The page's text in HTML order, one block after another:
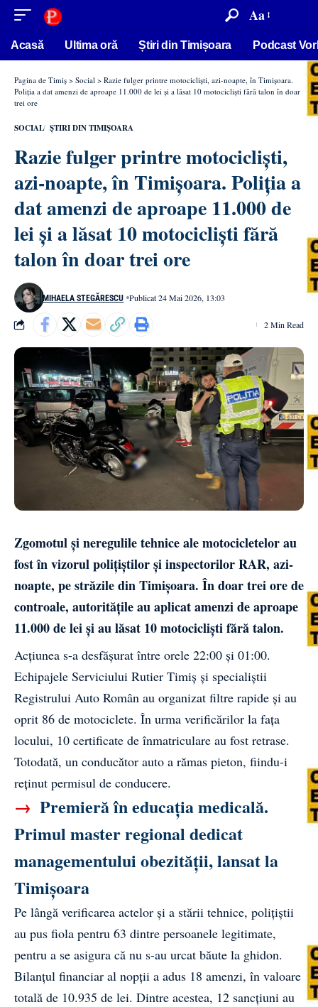
conținut Aa
Acasă Ultima oră Știri din Timișoara Podcast
Pagina de Timiș > Social > Razie fulger printre motocicliști, azi-noapte, în Timișoara.
Poliția a dat amenzi de aproape 11.000 de lei și a lăsat 10 motocicliști fără talon în doar
trei ore
SOCIAL ȘTIRI DIN TIMIȘOARA
Razie fulger printre motocicliști,
azi-noapte, în Timișoara. Poliția a
dat amenzi de aproape 11.000 de
lei și a lăsat 10 motocicliști fără
talon în doar trei ore
MIHAELA STEGĂRESCU Publicat 24 Mai 2026, 13:03
2 Min Read
Zgomotul și neregulile tehnice ale motocicletelor au
fost în vizorul polițiștilor și inspectorilor RAR, azi-
noapte, pe străzile din Timișoara. În doar trei ore de
controale, autoritățile au aplicat amenzi de aproape
11.000 de lei și au lăsat 10 motocicliști fără talon.
Acțiunea s-a desfășurat între orele 22:00 și 01:00.
Echipajele Serviciului Rutier Timiș și specialiștii
Registrului Auto Român au organizat filtre rapide și au
oprit 86 de motociclete. În urma verificărilor la fața
locului, 10 certificate de înmatriculare au fost retrase.
Totodată, un conducător auto a rămas pieton, fiindu-i
reținut permisul de conducere.
→ Premieră în educația medicală.
Primul master regional dedicat
managementului obezității, lansat la
Timișoara
Pe lângă verificarea actelor și a stării tehnice, polițiștii
au pus fiola pentru 63 dintre persoanele legitimate,
pentru a se asigura că nu s-au urcat băute la ghidon.
Bilanțul financiar al nopții a adus 18 amenzi, în valoare
totală de 10.935 de lei. Dintre acestea, 12 sancțiuni au